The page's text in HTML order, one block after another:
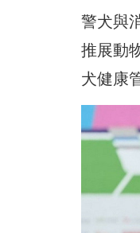
警犬與
推展動
犬健康